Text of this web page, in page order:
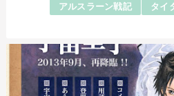
アルスラーン戦記 タイ